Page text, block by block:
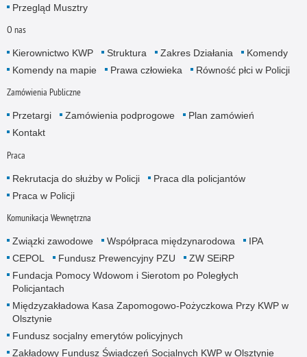
Przegląd Musztry
O nas
Kierownictwo KWP Struktura Zakres Działania
Komendy
Komendy na mapie
Prawa człowieka Równość płci w Policji
Zamówienia Publiczne
Przetargi Zamówienia podprogowe
Plan zamówień
Kontakt
Praca
Rekrutacja do służby w Policji
Praca dla policjantów
Praca w Policji
Komunikacja Wewnętrzna
Związki zawodowe Współpraca międzynarodowa
IPA
CEPOL
Fundusz Prewencyjny PZU
ZW SEiRP
Fundacja Pomocy Wdowom i Sierotom po Poległych
Policjantach
Międzyzakładowa Kasa Zapomogowo-Pożyczkowa Przy KWP w
Olsztynie
Fundusz socjalny emerytów policyjnych
Zakładowy Fundusz Świadczeń Socjalnych KWP w Olsztynie